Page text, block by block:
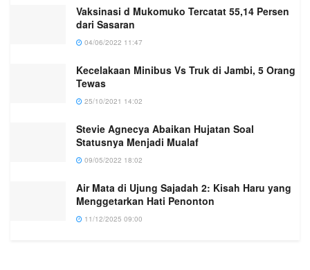
Vaksinasi d Mukomuko Tercatat 55,14 Persen
dari Sasaran
04/06/2022 11:47
Kecelakaan Minibus Vs Truk di Jambi, 5 Orang
Tewas
25/10/2021 14:02
Stevie Agnecya Abaikan Hujatan Soal
Statusnya Menjadi Mualaf
09/05/2022 18:02
Air Mata di Ujung Sajadah 2: Kisah Haru yang
Menggetarkan Hati Penonton
11/12/2025 09:00